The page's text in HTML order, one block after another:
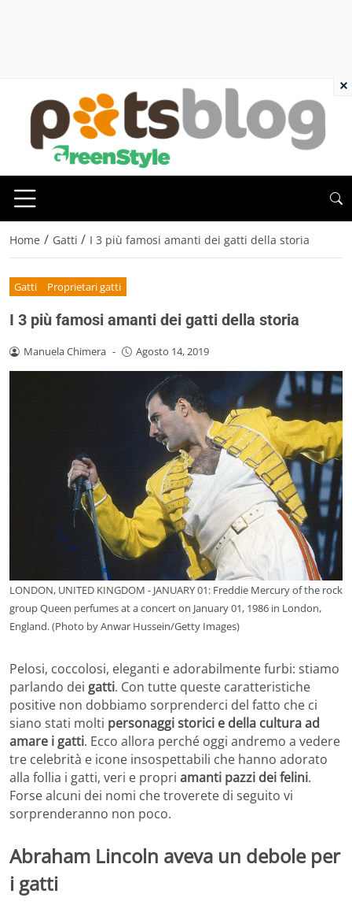
Home / Gatti / I 3 più famosi amanti dei gatti della storia
Gatti Proprietari gatti
I 3 più famosi amanti dei gatti della storia
Manuela Chimera - Agosto 14, 2019
LONDON, UNITED KINGDOM - JANUARY 01: Freddie Mercury of the rock
group Queen perfumes at a concert on January 01, 1986 in London,
England. (Photo by Anwar Hussein/Getty Images)
Pelosi, coccolosi, eleganti e adorabilmente furbi: stiamo
parlando dei gatti. Con tutte queste caratteristiche
positive non dobbiamo sorprenderci del fatto che ci
siano stati molti personaggi storici e della cultura ad
amare i gatti. Ecco allora perché oggi andremo a vedere
tre celebrità e icone insospettabili che hanno adorato
alla follia i gatti, veri e propri amanti pazzi dei felini.
Forse alcuni dei nomi che troverete di seguito vi
sorprenderanno non poco.
Abraham Lincoln aveva un debole per
i gatti
×